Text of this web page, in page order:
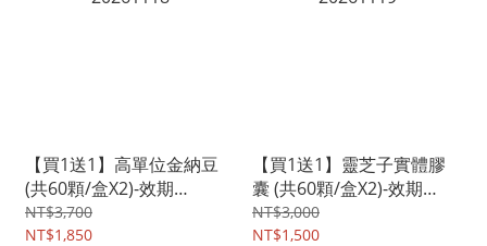
【買1送1】高單位金納豆
(共60顆/盒X2)-效期
20261118
NT$3,700
NT$1,850
【買1送1】靈芝子實體膠
囊 (共60顆/盒X2)-效期
20261119
NT$3,000
NT$1,500